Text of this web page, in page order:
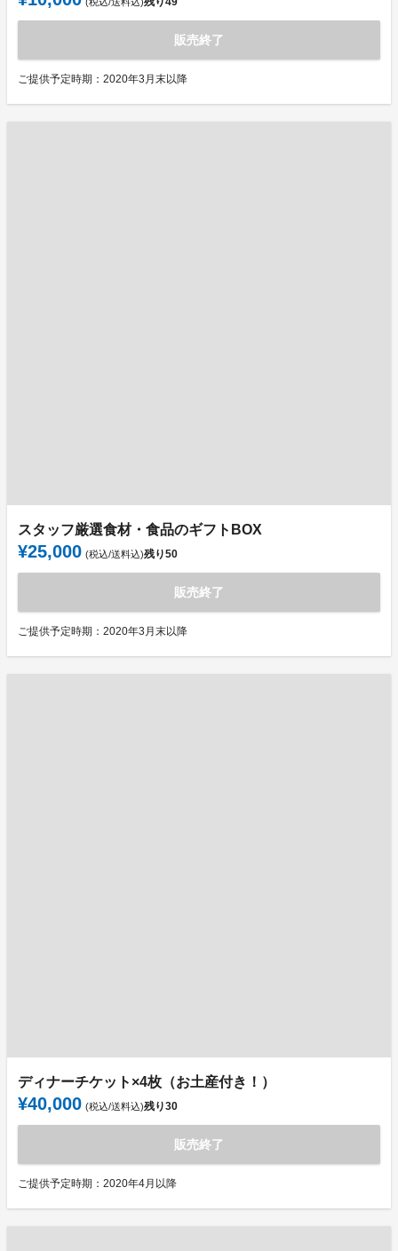
(税込/送料込)
販売終了
ご提供予定時期：2020年3月末以降
スタッフ厳選食材・食品のギフトBOX
¥25,000 (税込/送料込)残り50
販売終了
ご提供予定時期：2020年3月末以降
ディナーチケット×4枚（お土産付き！）
¥40,000 (税込/送料込)残り30
販売終了
ご提供予定時期：2020年4月以降